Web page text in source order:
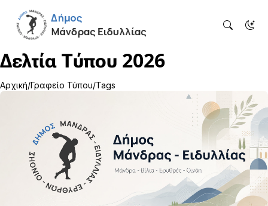
Δελτία Τύπου 2026
Αρχική Γραφείο Τύπου Tags